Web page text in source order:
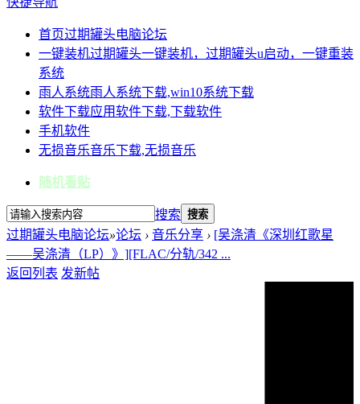
首页过期罐头电脑论坛
一键装机过期罐头一键装机，过期罐头u启动，一键重装
系统
雨人系统雨人系统下载,win10系统下载
软件下载应用软件下载,下载软件
手机软件
无损音乐音乐下载,无损音乐
随机看贴
搜索 搜索
过期罐头电脑论坛»论坛 › 音乐分享 › [吴涤清《深圳红歌星
——吴涤清（LP）》][FLAC/分轨/342 ...
返回列表 发新帖